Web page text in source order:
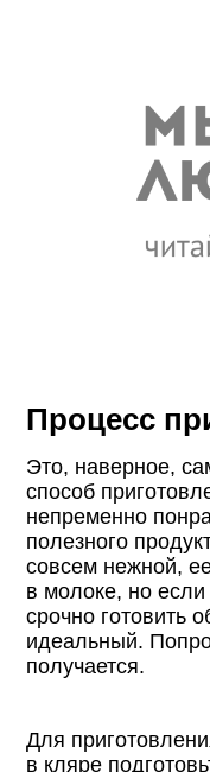
Процесс
Это, наверное,
способ
непременно
полезного
совсем нежной,
в молоке, но
срочно готовить
идеальный.
получается.
Для
в кляре